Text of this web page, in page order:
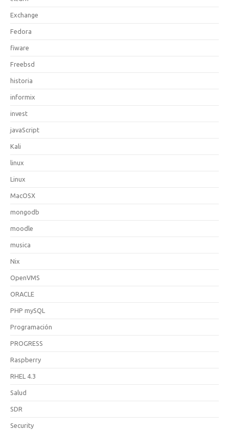
Exchange
Fedora
fiware
Freebsd
historia
informix
invest
javaScript
Kali
linux
Linux
MacOSX
mongodb
moodle
musica
Nix
OpenVMS
ORACLE
PHP mySQL
Programación
PROGRESS
Raspberry
RHEL 4.3
Salud
SDR
Security